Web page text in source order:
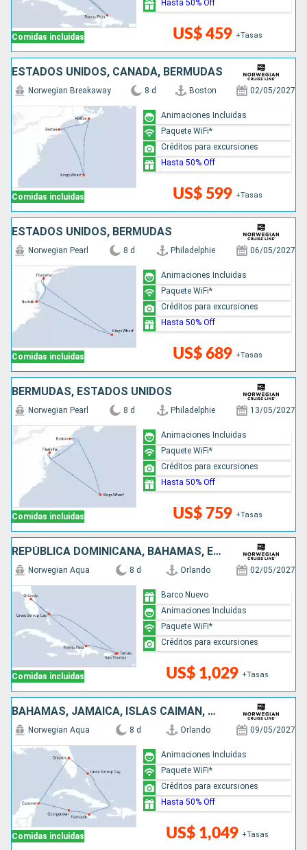
Comidas incluidas US$ 459 +Tasas
Hasta 50% Off
ESTADOS UNIDOS, CANADÁ, BERMUDAS
Comidas incluidas
Norwegian Breakaway 8 d Boston 02/05/2027
US$ 599 +Tasas
Animaciones Incluidas
Paquete WiFi*
Créditos para excursiones
Hasta 50% Off
ESTADOS UNIDOS, BERMUDAS
Comidas incluidas
Norwegian Pearl 8 d Philadelphie 06/05/2027
US$ 689 +Tasas
Animaciones Incluidas
Paquete WiFi*
Créditos para excursiones
Hasta 50% Off
BERMUDAS, ESTADOS UNIDOS
Comidas incluidas
Norwegian Pearl 8 d Philadelphie 13/05/2027
US$ 759 +Tasas
Animaciones Incluidas
Paquete WiFi*
Créditos para excursiones
Hasta 50% Off
REPÚBLICA DOMINICANA, BAHAMAS, ESTADOS UNIDOS
Comidas incluidas
Norwegian Aqua 8 d Orlando 02/05/2027
US$ 1,029 +Tasas
Barco Nuevo
Animaciones Incluidas
Paquete WiFi*
Créditos para excursiones
BAHAMAS, JAMAICA, ISLAS CAIMÁN, MÉXICO, ESTADOS UNIDOS
Comidas incluidas
Norwegian Aqua 8 d Orlando 09/05/2027
US$ 1,049 +Tasas
Animaciones Incluidas
Paquete WiFi*
Créditos para excursiones
Hasta 50% Off